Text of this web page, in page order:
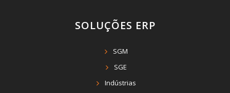
SOLUÇÕES ERP
SGM
SGE
Indústrias